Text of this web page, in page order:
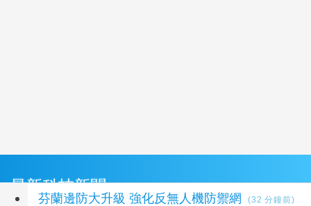
最新科技新聞
芬蘭邊防大升級 強化反無人機防禦網 (32 分鐘前)